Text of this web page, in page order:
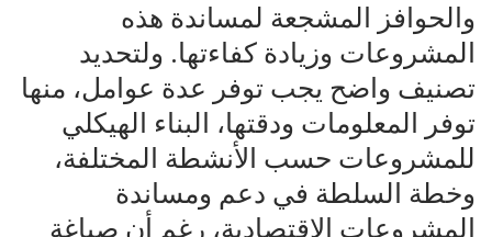
والحوافز المشجعة لمساندة هذه
المشروعات وزيادة كفاءتها. ولتحديد
تصنيف واضح يجب توفر عدة عوامل، منها
توفر المعلومات ودقتها، البناء الهيكلي
للمشروعات حسب الأنشطة المختلفة،
وخطة السلطة في دعم ومساندة
المشروعات الاقتصادية، رغم أن صياغة